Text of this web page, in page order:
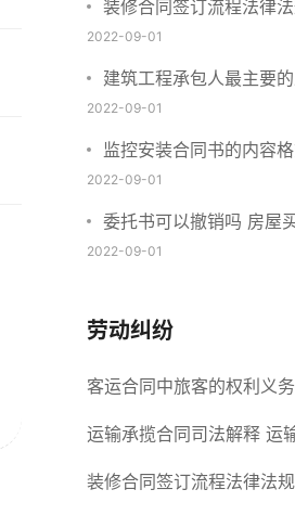
装修合同签订流程法律
师解答
2022-09-01
建筑工程承包人最主要
承包合同内容介绍
2022-09-01
监控安装合同书的内容格
般包括这些条款
2022-09-01
委托书可以撤销吗 房屋买卖公证可
否撤销
2022-09-01
劳动纠纷
客运合同中旅客的权利义务
要包括这些内容
运输承揽合同司法解释 运输合同中
承运人的义务有哪些
装修合同签订流程法律法